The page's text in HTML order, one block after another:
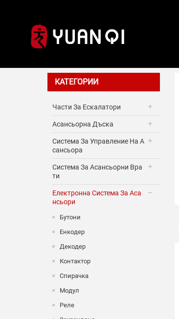
КАТЕГОРИИ
Части За Ескалатори
Асансьорна Дъска
Система За Управление На А
Сансьора
Система За Асансьорни Вра
Ти
Електронна Система За Аса
Нсьори
Бутони
Енкодер
Декодер
Контактор
Спирачка
Модул
Реле